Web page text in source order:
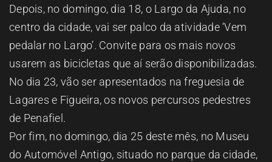
Depois, no domingo, dia 18, o Largo da Ajuda, no
centro da cidade, vai ser palco da atividade ‘Vem
pedalar no Largo’. Convite para os mais novos
usarem as bicicletas que aí serão disponibilizadas.
No dia 23, vão ser apresentados na freguesia de
Lagares e Figueira, os novos percursos pedestres
de Penafiel.
Por fim, no domingo, dia 25 deste mês, no Museu
do Automóvel Antigo, situado no parque da cidade,